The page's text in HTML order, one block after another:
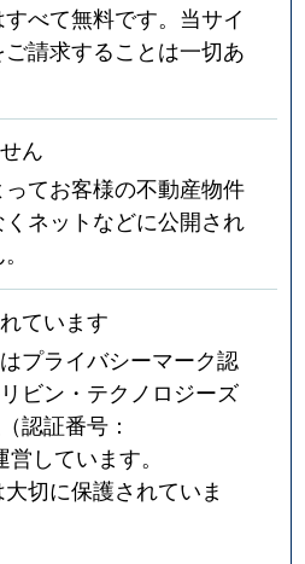
べて無料です。当サイ
請求することは一切あ
ん
てお客様の不動産物件
ネットなどに公開され
ています
プライバシーマーク認
ビン・テクノロジーズ
認証番号：
営しています。
切に保護されていま